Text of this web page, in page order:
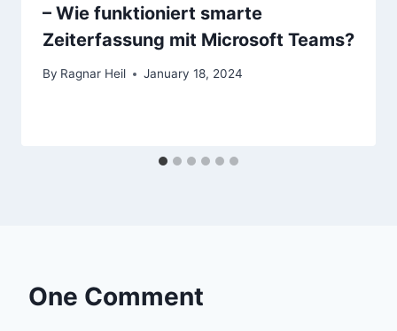
– Wie funktioniert smarte
Zeiterfassung mit Microsoft Teams?
By Ragnar Heil January 18, 2024
One Comment